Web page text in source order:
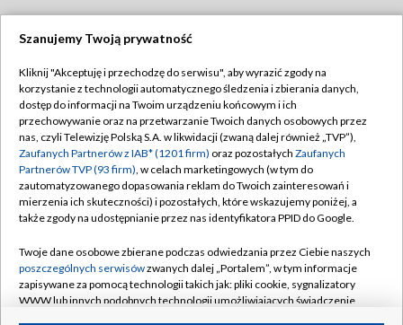
TVP
Abonament TVP
Emisja w TVP
Centrum informacji TVP
Naziemna Telewizja Cyfrowa
Rada Programowa
System NOS
Regulamin TVP
Polityka prywatności
Moje zgody
Pomoc
Kontakt
Szanujemy Twoją prywatność
Kliknij "Akceptuję i przechodzę do serwisu", aby wyrazić zgody na
korzystanie z technologii automatycznego śledzenia i zbierania danych,
dostęp do informacji na Twoim urządzeniu końcowym i ich
przechowywanie oraz na przetwarzanie Twoich danych osobowych przez
nas, czyli Telewizję Polską S.A. w likwidacji (zwaną dalej również „TVP”),
Zaufanych Partnerów z IAB* (1201 firm) oraz pozostałych Zaufanych
Partnerów TVP (93 firm), w celach marketingowych (w tym do
zautomatyzowanego dopasowania reklam do Twoich zainteresowań i
mierzenia ich skuteczności) i pozostałych, które wskazujemy poniżej, a
także zgody na udostępnianie przez nas identyfikatora PPID do Google.
Twoje dane osobowe zbierane podczas odwiedzania przez Ciebie naszych
poszczególnych serwisówzwanych dalej „Portalem”, w tym informacje
zapisywane za pomocą technologii takich jak: pliki cookie, sygnalizatory
WWW lub innych podobnych technologii umożliwiających świadczenie